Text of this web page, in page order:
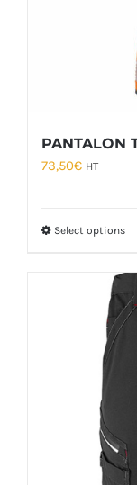
PANTALON
73,50€ HT
Select options